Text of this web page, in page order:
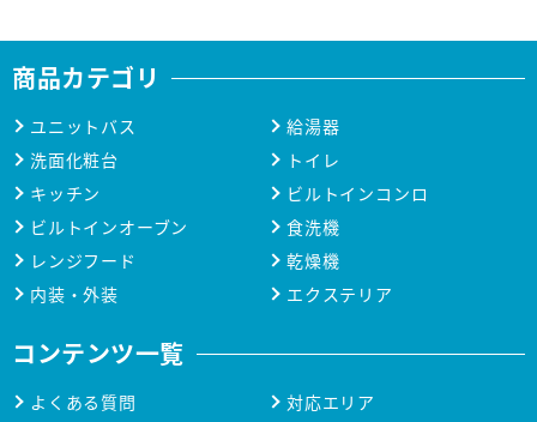
商品カテゴリ
ユニットバス
給湯器
洗面化粧台
トイレ
キッチン
ビルトインコンロ
ビルトインオーブン
食洗機
レンジフード
乾燥機
内装・外装
エクステリア
コンテンツ一覧
よくある質問
対応エリア